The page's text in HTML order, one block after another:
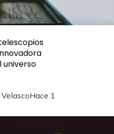
universo
Hace 1